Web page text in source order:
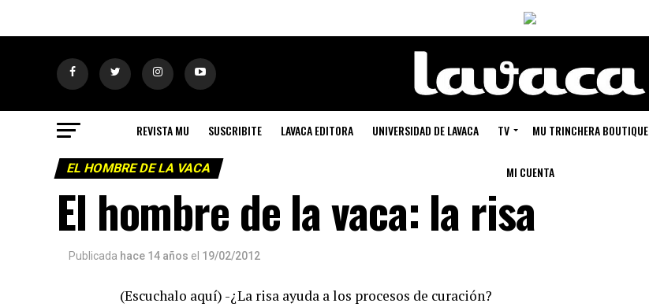
REVISTA MU SUSCRIBITE LAVACA EDITORA UNIVERSIDAD DE LAVACA TV MU TRINCHERA BOUTIQUE
MI CUENTA
EL HOMBRE DE LA VACA
El hombre de la vaca: la risa
Publicada hace 14 años el 19/02/2012
(Escuchalo aquí) -¿La risa ayuda a los procesos de curación?